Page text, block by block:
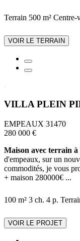
Terrain 500 m² Centre-
VOIR LE TERRAIN
VILLA PLEIN
EMPEAUX 31470
280 000 €
Maison avec terrain à
d'empeaux, sur un
commodités, je vous
+ maison 280000€ ...
100 m² 3 ch. 4 p.
VOIR LE PROJET